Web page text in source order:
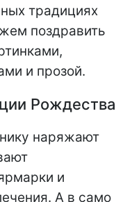
традициях
поздравить
и прозой.
Рождества
наряжают
и
А в само